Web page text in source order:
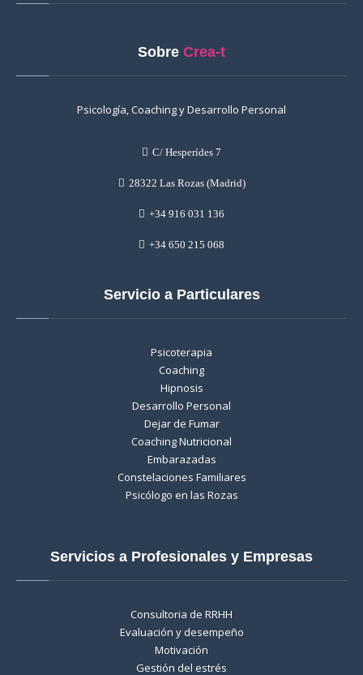
Sobre Crea-t
Psicología, Coaching y Desarrollo Personal
C/ Hesperídes 7
28322 Las Rozas (Madrid)
+34 916 031 136
+34 650 215 068
Servicio a Particulares
Psicoterapia
Coaching
Hipnosis
Desarrollo Personal
Dejar de Fumar
Coaching Nutricional
Embarazadas
Constelaciones Familiares
Psicólogo en las Rozas
Servicios a Profesionales y Empresas
Consultoria de RRHH
Evaluación y desempeño
Motivación
Gestión del estrés